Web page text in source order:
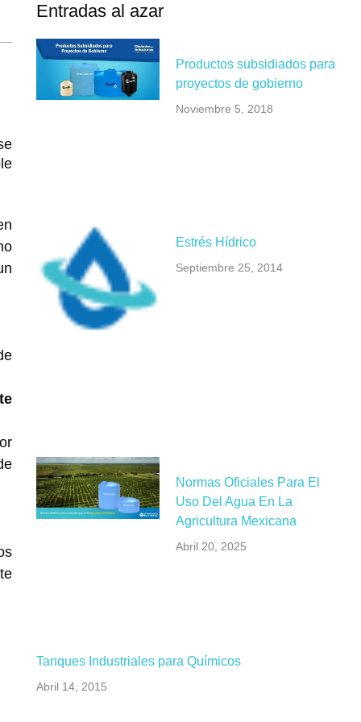
Entradas al azar
Productos subsidiados para
proyectos de gobierno
Noviembre 5, 2018
Estrés Hídrico
Septiembre 25, 2014
Normas Oficiales Para El
Uso Del Agua En La
Agricultura Mexicana
Abril 20, 2025
Tanques Industriales para Químicos
Abril 14, 2015